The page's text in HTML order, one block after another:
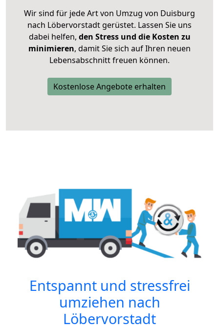
Wir sind für jede Art von Umzug von Duisburg
nach Löbervorstadt gerüstet. Lassen Sie uns
dabei helfen, den Stress und die Kosten zu
minimieren, damit Sie sich auf Ihren neuen
Lebensabschnitt freuen können.
Kostenlose Angebote erhalten
Entspannt und stressfrei
umziehen nach
Löbervorstadt